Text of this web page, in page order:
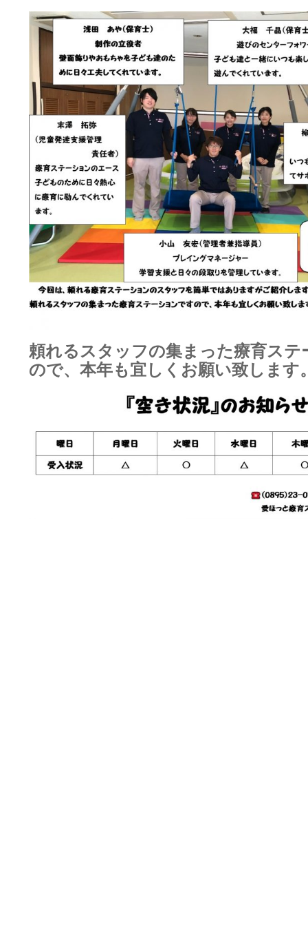
頼れるスタッフの集まった療育ステ
ので、本年も宜しくお願い致します